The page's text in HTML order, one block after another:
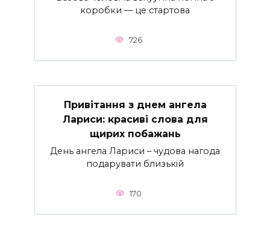
коробки — це стартова
726
Привітання з днем ангела
Лариси: красиві слова для
щирих побажань
День ангела Лариси – чудова нагода
подарувати близькій
170